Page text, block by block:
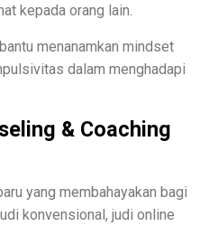
kepada orang lain.
menanamkan mindset
dalam menghadapi
& Coaching
yang membahayakan bagi
konvensional, judi online